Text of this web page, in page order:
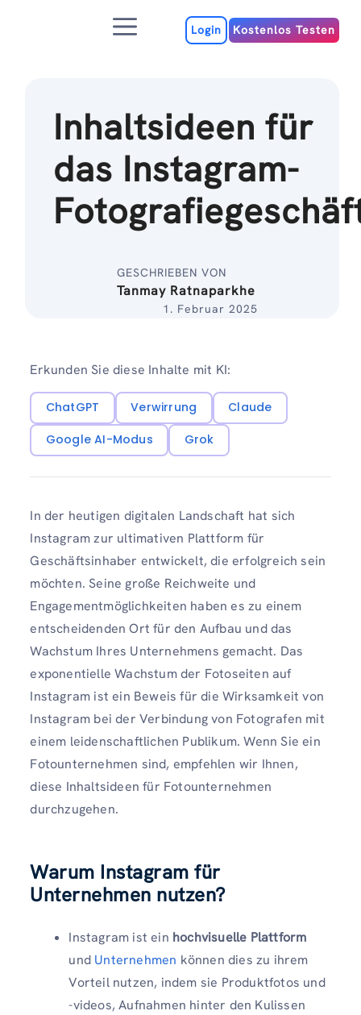
MenuLogin Kostenlos Testen
Inhaltsideen für
das Instagram-
GESCHRIEBEN VON
Tanmay Ratnaparkhe
1. Februar 2025
Erkunden Sie diese Inhalte mit KI:
ChatGPT Verwirrung
Claude
Google AI-Modus
Grok
In der heutigen digitalen Landschaft hat sich
Instagram zur ultimativen Plattform für
Geschäftsinhaber entwickelt, die erfolgreich sein
möchten. Seine große Reichweite und
Engagementmöglichkeiten haben es zu einem
entscheidenden Ort für den Aufbau und das
Wachstum Ihres Unternehmens gemacht. Das
exponentielle Wachstum der Fotoseiten auf
Instagram ist ein Beweis für die Wirksamkeit von
Instagram bei der Verbindung von Fotografen mit
einem leidenschaftlichen Publikum. Wenn Sie ein
Fotounternehmen sind, empfehlen wir Ihnen,
diese Inhaltsideen für Fotounternehmen
durchzugehen.
Warum Instagram für
Unternehmen nutzen?
Instagram ist ein hochvisuelle Plattform
und Unternehmen können dies zu ihrem
Vorteil nutzen, indem sie Produktfotos und
-videos, Aufnahmen hinter den Kulissen